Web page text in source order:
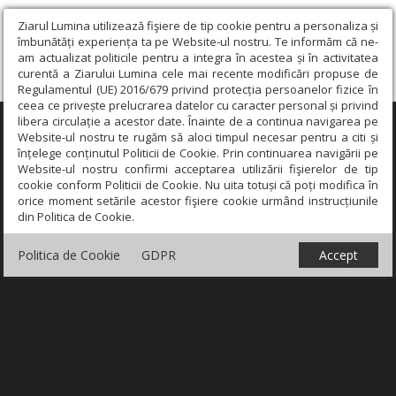
Ziarul Lumina utilizează fişiere de tip cookie pentru a personaliza și
îmbunătăți experiența ta pe Website-ul nostru. Te informăm că ne-
am actualizat politicile pentru a integra în acestea și în activitatea
curentă a Ziarului Lumina cele mai recente modificări propuse de
Regulamentul (UE) 2016/679 privind protecția persoanelor fizice în
ceea ce privește prelucrarea datelor cu caracter personal și privind
libera circulație a acestor date. Înainte de a continua navigarea pe
Website-ul nostru te rugăm să aloci timpul necesar pentru a citi și
înțelege conținutul Politicii de Cookie. Prin continuarea navigării pe
Website-ul nostru confirmi acceptarea utilizării fişierelor de tip
cookie conform Politicii de Cookie. Nu uita totuși că poți modifica în
orice moment setările acestor fişiere cookie urmând instrucțiunile
din Politica de Cookie.
Politica de Cookie GDPR Accept
×